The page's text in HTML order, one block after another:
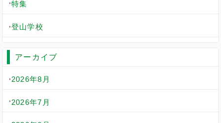
特集
登山学校
アーカイブ
2026年8月
2026年7月